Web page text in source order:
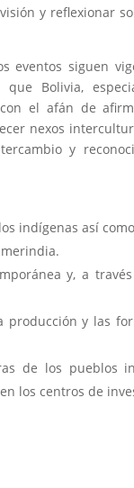
y reflexionar
siguen
Bolivia,
el afán de
nexos
y
indígenas así
y, a
y las
de los pueblos
los centros de